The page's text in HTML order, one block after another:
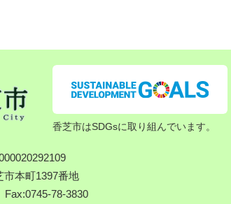
香芝市はSDGsに取り組んでいます。
本町1397番地
78-3830